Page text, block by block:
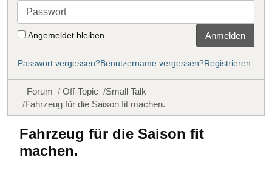
Passwort
Angemeldet bleiben Anmelden
Passwort vergessen?Benutzername vergessen?Registrieren
Forum Off-Topic
Small Talk
Fahrzeug für die Saison fit machen.
Fahrzeug für die Saison fit
machen.